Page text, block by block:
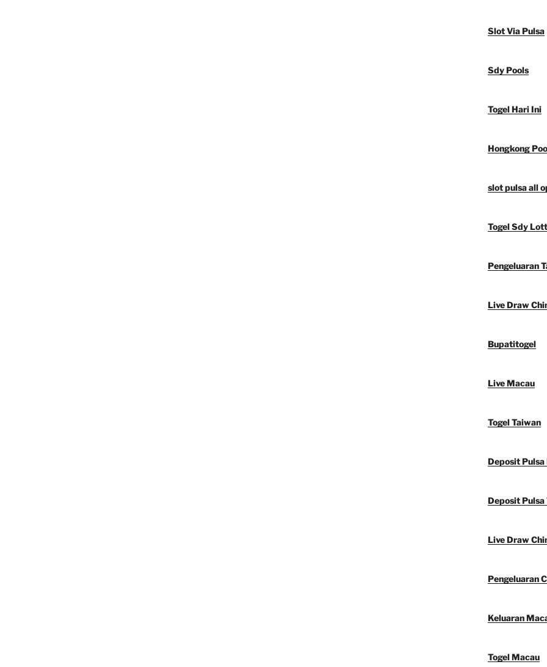
Slot Via Pulsa
Sdy Pools
Togel Hari Ini
Hongkong
slot pulsa all
Togel Sdy
Pengeluaran
Live Draw
Bupatitogel
Live Macau
Togel Taiwan
Deposit Pulsa
Deposit Pulsa
Live Draw
Pengeluaran
Keluaran
Togel Macau